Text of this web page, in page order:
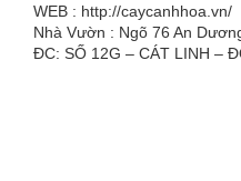
WEB : http://caycanhhoa.vn/
Nhà Vườn : Ngõ 76 An
ĐC: SỐ 12G – CÁT LINH –